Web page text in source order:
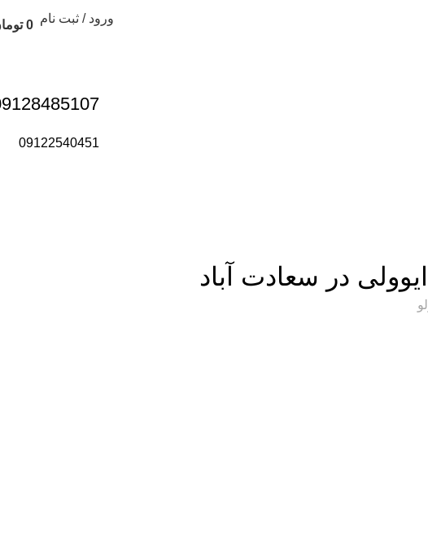
ورود / ثبت نام 0
09122540451
در سعادت آباد